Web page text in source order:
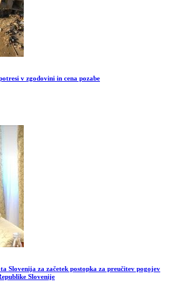
v zgodovini in cena pozabe
Slovenija za začetek postopka za preučitev pogojev
Slovenije